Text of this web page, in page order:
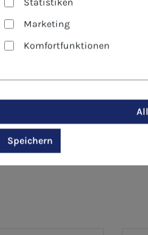
Marketing
Komfortfunktionen
Speichern